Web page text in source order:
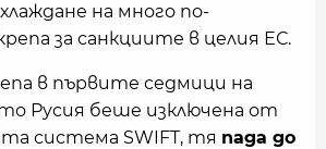
на много по-
за санкциите в целия ЕС.
в първите седмици на
Русия беше изключена от
система SWIFT, тя пада до